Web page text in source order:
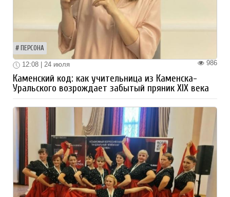
ПЕРСОНА
986
12:08 | 24 июля
Каменский код: как учительница из Каменска-
Уральского возрождает забытый пряник XIX века